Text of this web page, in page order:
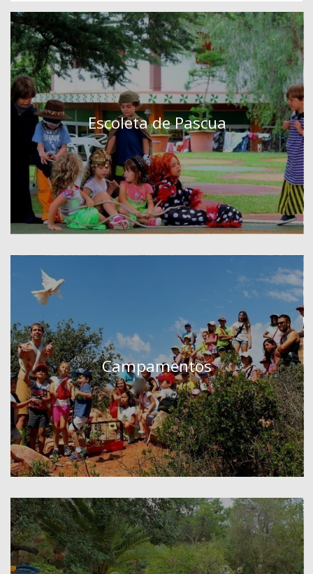
Escoleta de Pascua
Campamentos